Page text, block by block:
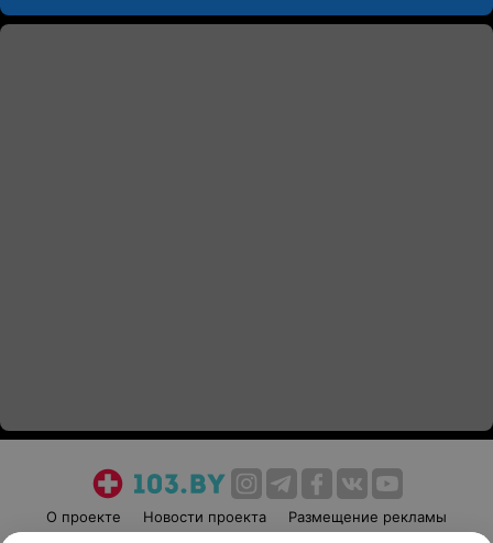
О проекте Новости проекта
Размещение рекламы